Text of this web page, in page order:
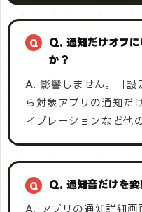
Q. 通知だけオフに
か？
A. 影響しません。「
ら対象アプリの通知だ
イブレーションなど他
Q. 通知音だけを変
A. アプリの通知詳細